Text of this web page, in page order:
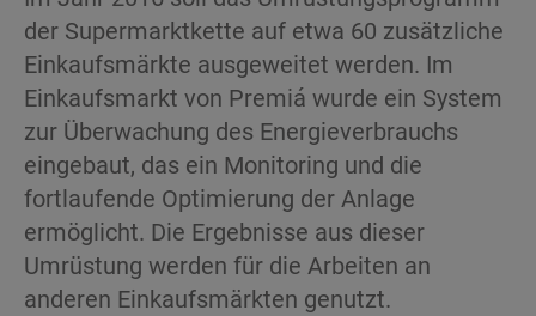
der Supermarktkette auf etwa 60 zusätzliche
Einkaufsmärkte ausgeweitet werden. Im
Einkaufsmarkt von Premiá wurde ein System
zur Überwachung des Energieverbrauchs
eingebaut, das ein Monitoring und die
fortlaufende Optimierung der Anlage
ermöglicht. Die Ergebnisse aus dieser
Umrüstung werden für die Arbeiten an
anderen Einkaufsmärkten genutzt.